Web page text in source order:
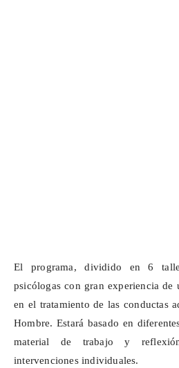
El programa, dividido en 6
psicólogas con gran experiencia de
en el tratamiento de las conductas
Hombre. Estará basado en
material de trabajo y
intervenciones individuales.